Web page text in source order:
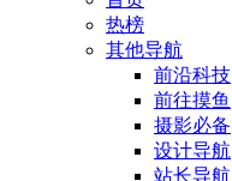
热榜
其他导航
前沿科技
前往摸鱼
摄影必备
设计导航
站长导航